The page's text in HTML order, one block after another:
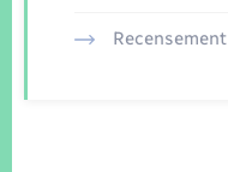
Recensement